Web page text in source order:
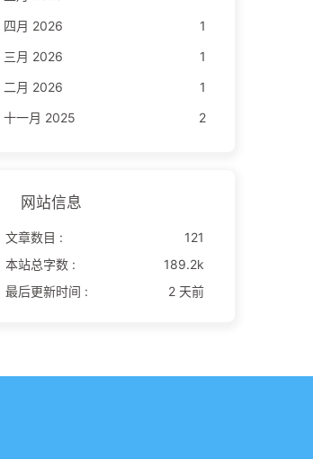
四月 2026
1
三月 2026
1
二月 2026
1
十一月 2025
2
网站信息
文章数目 :
121
本站总字数 :
189.2k
最后更新时间 :
2 天前